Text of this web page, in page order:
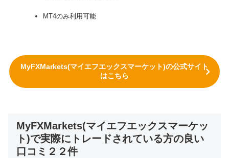
MT4のみ利用可能
MyFXMarkets(マイエフエックスマーケット)の公式サイト
はこちら
MyFXMarkets(マイエフエックスマーケッ
ト)で実際にトレードされている方の良い
口コミ２２件